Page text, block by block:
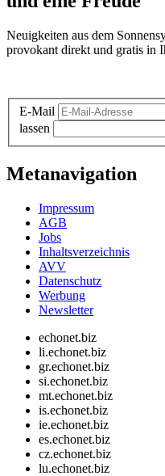
Neuigkeiten aus dem
provokant direkt und gratis in
E-Mail
lassen
Metanavigation
Impressum
AGB
Jobs
Inhaltsverzeichnis
AVV
Datenschutz
Werbung
Newsletter
echonet.biz
li.echonet.biz
gr.echonet.biz
si.echonet.biz
mt.echonet.biz
is.echonet.biz
ie.echonet.biz
es.echonet.biz
cz.echonet.biz
lu.echonet.biz